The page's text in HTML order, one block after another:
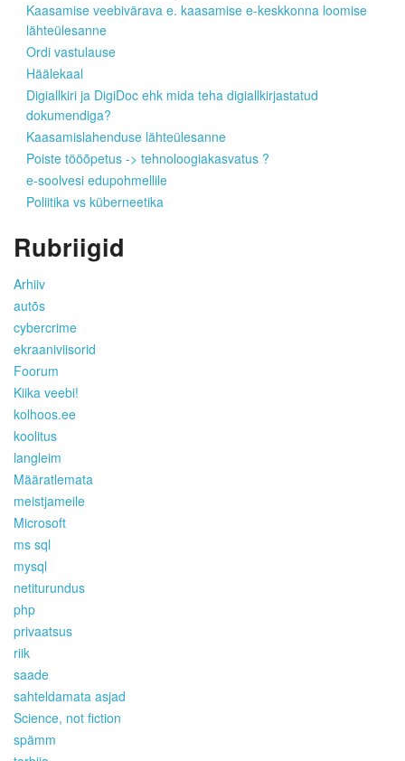
Kaasamise veebivärava e. kaasamise e-keskkonna loomise
lähteülesanne
Ordi vastulause
Häälekaal
Digiallkiri ja DigiDoc ehk mida teha digiallkirjastatud
dokumendiga?
Kaasamislahenduse lähteülesanne
Poiste tööõpetus -> tehnoloogiakasvatus ?
e-soolvesi edupohmellile
Poliitika vs küberneetika
Rubriigid
Arhiiv
autõs
cybercrime
ekraaniviisorid
Foorum
Kiika veebi!
kolhoos.ee
koolitus
langleim
Määratlemata
meistjameile
Microsoft
ms sql
mysql
netiturundus
php
privaatsus
riik
saade
sahteldamata asjad
Science, not fiction
spämm